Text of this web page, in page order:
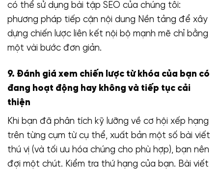
có thể sử dụng bài tập SEO của chúng tôi:
phương pháp tiếp cận nội dung Nền tảng để xây
dựng chiến lược liên kết nội bộ mạnh mẽ chỉ bằng
một vài bước đơn giản.
9. Đánh giá xem chiến lược từ khóa của bạn có
đang hoạt động hay không và tiếp tục cải
thiện
Khi bạn đã phân tích kỹ lưỡng về cơ hội xếp hạng
trên từng cụm từ cụ thể, xuất bản một số bài viết
thú vị (và tối ưu hóa chúng cho phù hợp), bạn nên
đợi một chút. Kiểm tra thứ hạng của bạn. Bài viết